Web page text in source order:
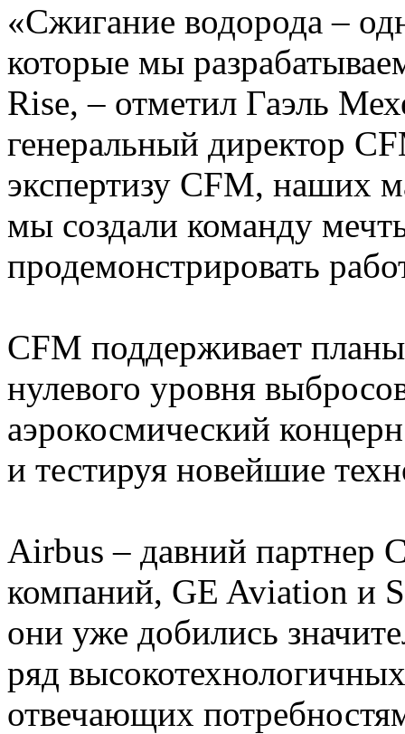
«Сжигание водорода –
которые мы
Rise, – отметил Гаэль
генеральный директор
экспертизу CFM, наших
мы создали команду
продемонстрировать
CFM поддерживает
нулевого уровня
аэрокосмический
и тестируя новейшие
Airbus – давний партнер
компаний, GE Aviation и
они уже добились
ряд
отвечающих